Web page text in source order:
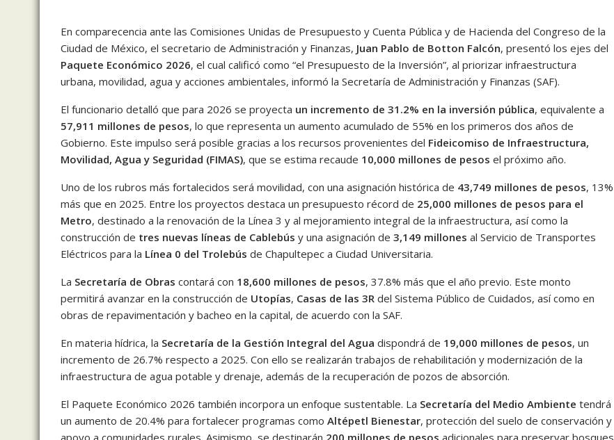
En comparecencia ante las Comisiones Unidas de Presupuesto y Cuenta Pública y de Hacienda del Congreso de la
Ciudad de México, el secretario de Administración y Finanzas, Juan Pablo de Botton Falcón, presentó los ejes del
Paquete Económico 2026, el cual calificó como “el Presupuesto de la Inversión”, al priorizar infraestructura
urbana, movilidad, agua y acciones ambientales, informó la Secretaría de Administración y Finanzas (SAF).
El funcionario detalló que para 2026 se proyecta un incremento de 31.2% en la inversión pública, equivalente a
57,911 millones de pesos, lo que representa un aumento acumulado de 55% en los primeros dos años de
Gobierno. Este impulso será posible gracias a los recursos provenientes del Fideicomiso de Infraestructura,
Movilidad, Agua y Seguridad (FIMAS), que se estima recaude 10,000 millones de pesos el próximo año.
Uno de los rubros más fortalecidos será movilidad, con una asignación histórica de 43,749 millones de pesos, 13%
más que en 2025. Entre los proyectos destaca un presupuesto récord de 25,000 millones de pesos para el
Metro, destinado a la renovación de la Línea 3 y al mejoramiento integral de la infraestructura, así como la
construcción de tres nuevas líneas de Cablebús y una asignación de 3,149 millones al Servicio de Transportes
Eléctricos para la Línea 0 del Trolebús de Chapultepec a Ciudad Universitaria.
La Secretaría de Obras contará con 18,600 millones de pesos, 37.8% más que el año previo. Este monto
permitirá avanzar en la construcción de Utopías, Casas de las 3R del Sistema Público de Cuidados, así como en
obras de repavimentación y bacheo en la capital, de acuerdo con la SAF.
En materia hídrica, la Secretaría de la Gestión Integral del Agua dispondrá de 19,000 millones de pesos, un
incremento de 26.7% respecto a 2025. Con ello se realizarán trabajos de rehabilitación y modernización de la
infraestructura de agua potable y drenaje, además de la recuperación de pozos de absorción.
El Paquete Económico 2026 también incorpora un enfoque sustentable. La Secretaría del Medio Ambiente tendrá
un aumento de 20.4% para fortalecer programas como Altépetl Bienestar, protección del suelo de conservación y